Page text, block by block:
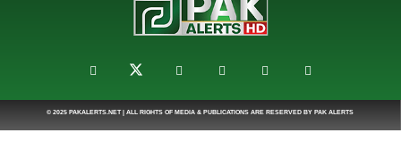
© 2025 PAKALERTS.NET| ALL RIGHTS OF MEDIA & PUBLICATIONS ARE RESERVED BY PAK ALERTS